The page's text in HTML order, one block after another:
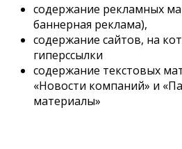
Новосибирской области
07 Августа 2026, 15:00
Финансы
Расходы новосибирцев на
полгода
07 Августа 2026, 14:35
содержание рекламных
баннерная реклама),
содержание сайтов, на
гиперссылки
содержание текстовых
«Новости компаний» и
материалы»